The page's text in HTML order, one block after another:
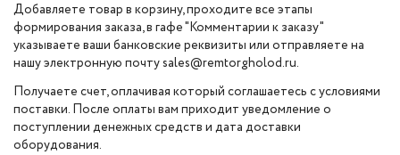
Добавляете товар в корзину, проходите все этапы
формирования заказа, в гафе "Комментарии к заказу"
указываете ваши банковские реквизиты или отправляете на
нашу электронную почту sales@remtorgholod.ru.
Получаете счет, оплачивая который соглашаетесь с условиями
поставки. После оплаты вам приходит уведомление о
поступлении денежных средств и дата доставки
оборудования.